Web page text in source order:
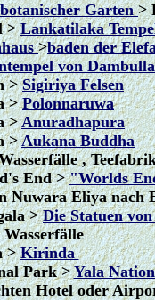
botanischer Garten>
>Lankatilaka
>baden der
von Dambulla
>Sigiriya Felsen
>Polonnaruwa
>Anuradhapura
>Aukana Buddha
,
End >"Worlds
Nuwara Eliya nach
>Die Statuen
>Kirinda
Park >Yala
Hotel oder